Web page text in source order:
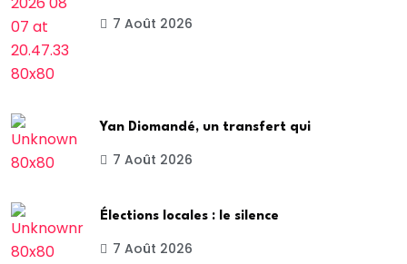
7 Août 2026
Yan Diomandé, un transfert qui
7 Août 2026
Élections locales : le silence
7 Août 2026